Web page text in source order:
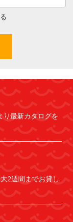
り最新カタログを
2週間までお貸し